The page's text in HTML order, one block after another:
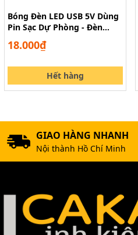
Bóng Đèn LED USB 5V Dùng
Pin Sạc Dự Phòng - Đèn
Trời
18.000₫
Hết hàng
GIAO HÀNG NHANH
Nội thành Hồ Chí Minh